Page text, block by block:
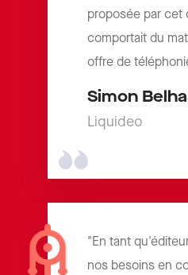
proposée par cet
comportait du
offre de
Simon
Liquideo
"En tant
nos besoins en